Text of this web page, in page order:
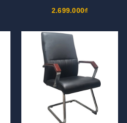
2.699.000₫